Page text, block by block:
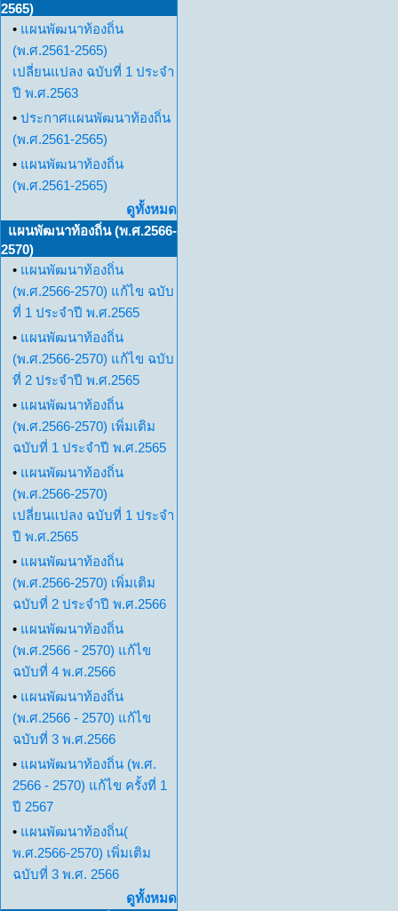
2565)
• แผนพัฒนาท้องถิ่น
(พ.ศ.2561-2565)
เปลี่ยนแปลง ฉบับที่ 1 ประจำ
ปี พ.ศ.2563
• ประกาศแผนพัฒนาท้องถิ่น
(พ.ศ.2561-2565)
• แผนพัฒนาท้องถิ่น
(พ.ศ.2561-2565)
ดูทั้งหมด
แผนพัฒนาท้องถิ่น (พ.ศ.2566-
2570)
• แผนพัฒนาท้องถิ่น
(พ.ศ.2566-2570) แก้ไข ฉบับ
ที่ 1 ประจำปี พ.ศ.2565
• แผนพัฒนาท้องถิ่น
(พ.ศ.2566-2570) แก้ไข ฉบับ
ที่ 2 ประจำปี พ.ศ.2565
• แผนพัฒนาท้องถิ่น
(พ.ศ.2566-2570) เพิ่มเติม
ฉบับที่ 1 ประจำปี พ.ศ.2565
• แผนพัฒนาท้องถิ่น
(พ.ศ.2566-2570)
เปลี่ยนแปลง ฉบับที่ 1 ประจำ
ปี พ.ศ.2565
• แผนพัฒนาท้องถิ่น
(พ.ศ.2566-2570) เพิ่มเติม
ฉบับที่ 2 ประจำปี พ.ศ.2566
• แผนพัฒนาท้องถิ่น
(พ.ศ.2566 - 2570) แก้ไข
ฉบับที่ 4 พ.ศ.2566
• แผนพัฒนาท้องถิ่น
(พ.ศ.2566 - 2570) แก้ไข
ฉบับที่ 3 พ.ศ.2566
• แผนพัฒนาท้องถิ่น (พ.ศ.
2566 - 2570) แก้ไข ครั้งที่ 1
ปี 2567
• แผนพัฒนาท้องถิ่น(
พ.ศ.2566-2570) เพิ่มเติม
ฉบับที่ 3 พ.ศ. 2566
ดูทั้งหมด